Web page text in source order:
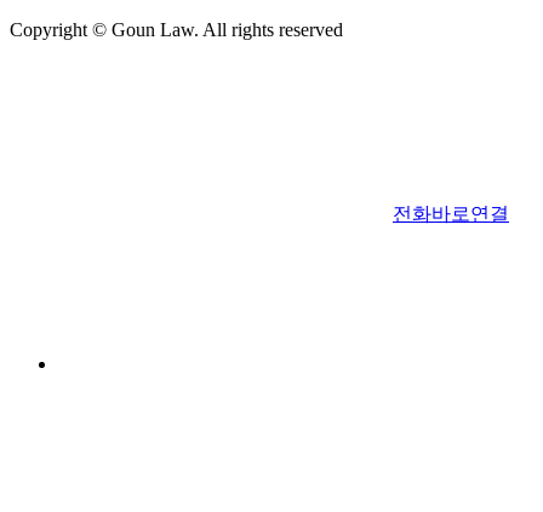
Copyright © Goun Law. All rights reserved
전화바로연결